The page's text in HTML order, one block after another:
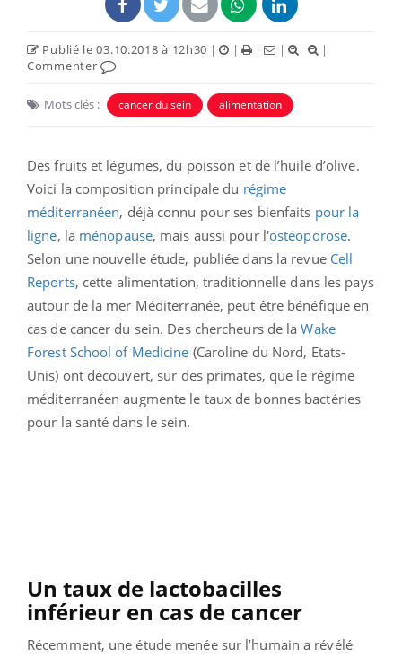
Publié le 03.10.2018 à 12h30 | | | |
|
Commenter
Mots clés : cancer du sein alimentation
Des fruits et légumes, du poisson et de l’huile d’olive.
Voici la composition principale du régime
méditerranéen, déjà connu pour ses bienfaits pour la
ligne, la ménopause, mais aussi pour l'ostéoporose.
Selon une nouvelle étude, publiée dans la revue Cell
Reports, cette alimentation, traditionnelle dans les pays
autour de la mer Méditerranée, peut être bénéfique en
cas de cancer du sein. Des chercheurs de laWake
Forest School of Medicine (Caroline du Nord, Etats-
Unis) ont découvert, sur des primates, que le régime
méditerranéen augmente le taux de bonnes bactéries
pour la santé dans le sein.
Un taux de lactobacilles
inférieur en cas de cancer
Récemment, une étude menée sur l’humain a révélé